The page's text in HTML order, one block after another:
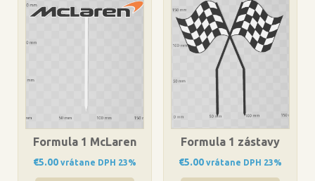
Formula 1 McLaren
€5.00 vrátane DPH 23%
Formula 1 zástavy
€5.00 vrátane DPH 23%